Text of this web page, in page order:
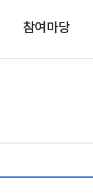
참여마당